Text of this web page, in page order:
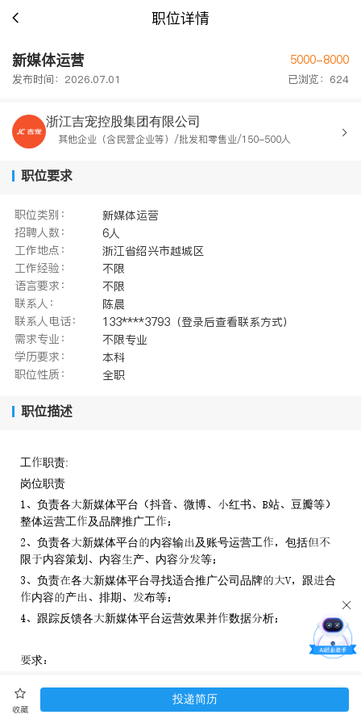
职位详情
新媒体运营 5000-8000
发布时间：2026.07.01 已浏览：624
浙江吉宠控股集团有限公司
其他企业（含民营企业等）/批发和零售业/150-500人
职位要求
职位类别：
新媒体运营
招聘人数：
6人
工作地点：
浙江省绍兴市越城区
工作经验：
不限
语言要求：
不限
联系人：
陈晨
联系人电话：
133****3793（登录后查看联系方式）
需求专业：
不限专业
学历要求：
本科
职位性质：
全职
职位描述
工职责:
岗位职责
负责各新媒体平台抖音微博红书站豆瓣等
整体运营工及品牌推广工
负责各新媒体平台内容输及账号运营工包括
限内容策划内容产内容等
负责各新媒体平台寻找适合推广公司品牌跟合
内容产排期布等
跟踪反馈各新媒体平台运营效果并数据析
求
优先
收藏
投递简历